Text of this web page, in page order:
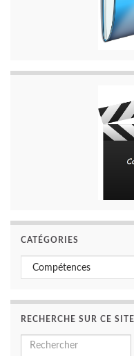
CATÉGORIES
Catégories
RECHERCHE SUR CE SITE
Search for: